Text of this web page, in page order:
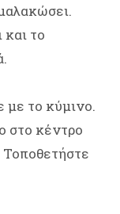
και το
με το κύμινο.
στο κέντρο
Τοποθετήστε